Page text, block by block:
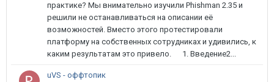
практике? Мы внимательно изучили Phishman 2.35 и
решили не останавливаться на описании её
возможностей. Вместо этого протестировали
платформу на собственных сотрудниках и удивились, к
каким результатам это привело. 1. Введение2...
uVS - оффтопик